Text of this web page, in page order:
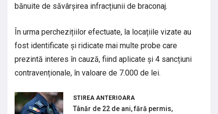
bănuite de săvârșirea infracțiunii de braconaj.
În urma perchezițiilor efectuate, la locațiile vizate au
fost identificate și ridicate mai multe probe care
prezintă interes în cauză, fiind aplicate și 4 sancțiuni
contravenționale, în valoare de 7.000 de lei.
STIREA ANTERIOARA
Tânăr de 22 de ani, fără permis,